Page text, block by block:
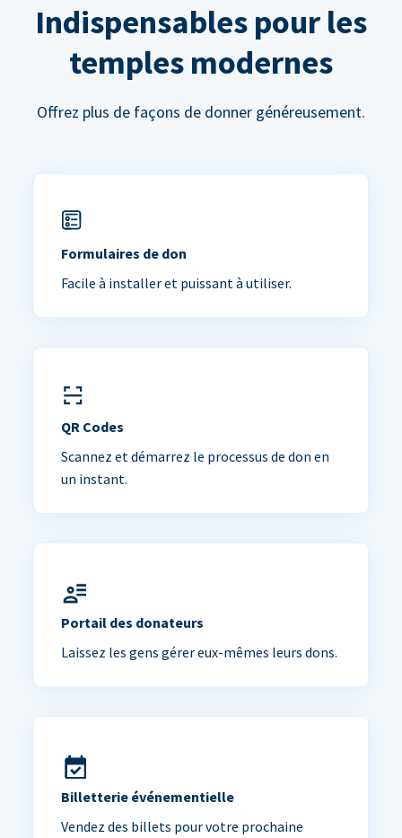
Indispensables pour les
temples modernes
Offrez plus de façons de donner généreusement.
Formulaires de don
Facile à installer et puissant à utiliser.
QR Codes
Scannez et démarrez le processus de don en
un instant.
Portail des donateurs
Laissez les gens gérer eux-mêmes leurs dons.
Billetterie événementielle
Vendez des billets pour votre prochaine